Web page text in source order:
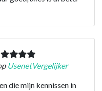
UsenetVergelijker
die mijn kennissen in